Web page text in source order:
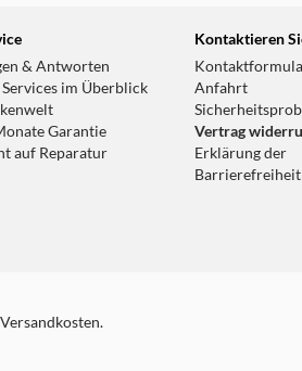
& Antworten
im Überblick
Garantie
auf Reparatur
Kontaktieren
Anfahrt
Vertrag
Erklärung der
Barrierefreiheit